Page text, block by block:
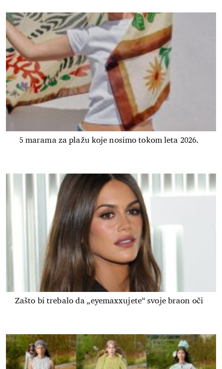
5 marama za plažu koje nosimo tokom leta 2026.
Zašto bi trebalo da „eyemaxxujete“ svoje braon oči